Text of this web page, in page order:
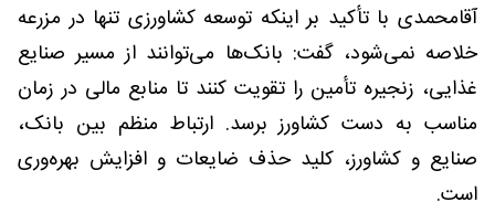
آقامحمدی با تأکید بر اینکه توسعه کشاورزی تنها در مزرعه
خلاصه نمی‌شود، گفت: بانک‌ها می‌توانند از مسیر صنایع
غذایی، زنجیره تأمین را تقویت کنند تا منابع مالی در زمان
مناسب به دست کشاورز برسد. ارتباط منظم بین بانک،
صنایع و کشاورز، کلید حذف ضایعات و افزایش بهره‌وری
است.